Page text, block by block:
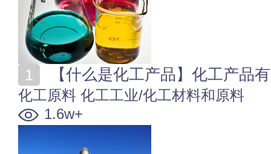
【什么是化工产品】化工产品
化工原料 化工工业/化工材料和原料
1.6w+